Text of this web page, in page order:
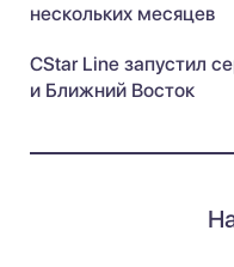
нескольких месяцев
CStar Line запустил
и Ближний Восток